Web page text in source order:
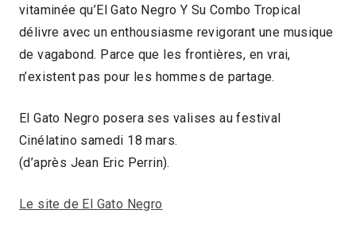
vitaminée qu’El Gato Negro Y Su Combo Tropical
délivre avec un enthousiasme revigorant une musique
de vagabond. Parce que les frontières, en vrai,
n’existent pas pour les hommes de partage.
El Gato Negro posera ses valises au festival
Cinélatino samedi 18 mars.
(d’après Jean Eric Perrin).
Le site de El Gato Negro